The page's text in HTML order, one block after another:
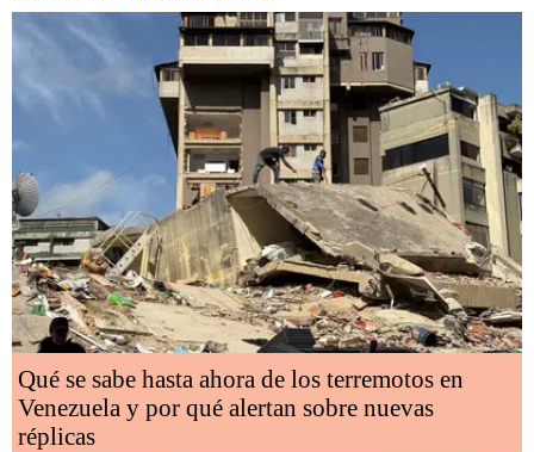
Qué se sabe hasta ahora de los terremotos en
Venezuela y por qué alertan sobre nuevas
réplicas